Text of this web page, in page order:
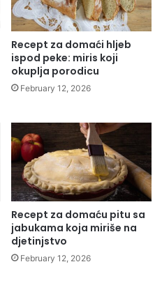
Recept za domaći hljeb
ispod peke: miris koji
okuplja porodicu
February 12, 2026
Recept za domaću pitu sa
jabukama koja miriše na
djetinjstvo
February 12, 2026